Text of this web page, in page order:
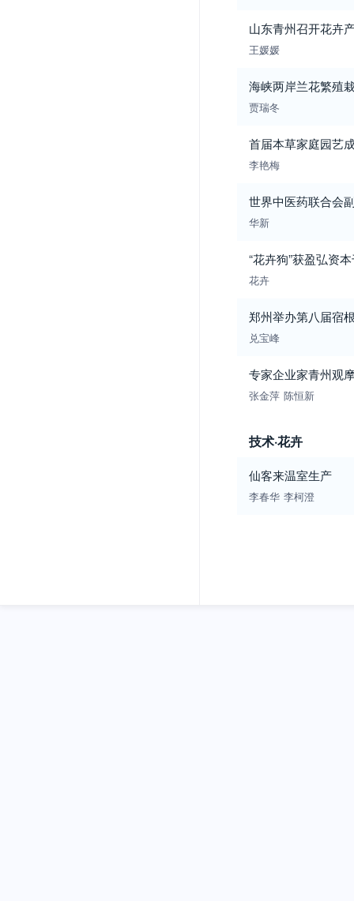
山东青州召开花卉
王媛媛
海峡两岸兰花繁殖
贾瑞冬
首届本草家庭园艺
李艳梅
世界中医药联合会
华新
“花卉狗”获盈弘资
花卉
郑州举办第八届宿
兑宝峰
专家企业家青州观
张金萍 陈恒新
技术·花卉
仙客来温室生产
李春华 李柯澄